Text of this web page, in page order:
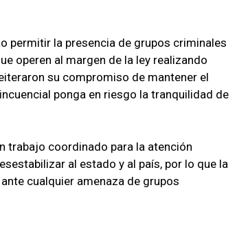
permitir la presencia de grupos criminales
operen al margen de la ley realizando
su compromiso de mantener el
ponga en riesgo la tranquilidad de
trabajo coordinado para la atención
al estado y al país, por lo que la
cualquier amenaza de grupos